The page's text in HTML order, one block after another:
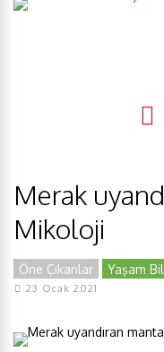
Merak
Mikoloji
Öne Çıkanlar Yaşam
23 Ocak 2021